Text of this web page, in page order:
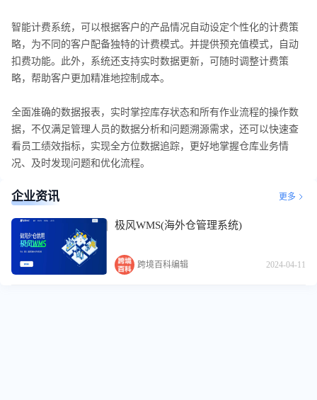
智能计费系统，可以根据客户的产品情况自动设定个性化的计费策
略，为不同的客户配备独特的计费模式。并提供预充值模式，自动
扣费功能。此外，系统还支持实时数据更新，可随时调整计费策
略，帮助客户更加精准地控制成本。
全面准确的数据报表，实时掌控库存状态和所有作业流程的操作数
据，不仅满足管理人员的数据分析和问题溯源需求，还可以快速查
看员工绩效指标，实现全方位数据追踪，更好地掌握仓库业务情
况、及时发现问题和优化流程。
企业资讯 更多
极风WMS(海外仓管理系统)
跨境百科编辑 2024-04-11